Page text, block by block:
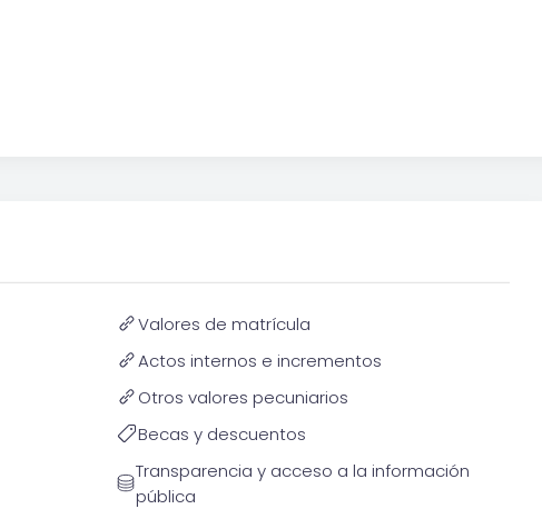
Valores de matrícula
Actos internos e incrementos
Otros valores pecuniarios
Becas y descuentos
Transparencia y acceso a la información
pública